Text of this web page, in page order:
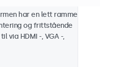
har en lett ramme
og frittstående
via HDMI -, VGA -,